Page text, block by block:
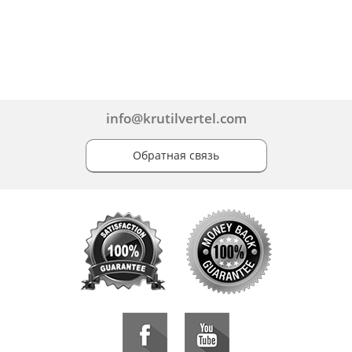
info@krutilvertel.com
Обратная связь